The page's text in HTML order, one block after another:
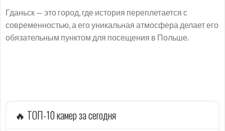
Гданьск — это город, где история переплетается с
современностью, а его уникальная атмосфера делает его
обязательным пунктом для посещения в Польше.
🔥 ТОП-10 камер за сегодня